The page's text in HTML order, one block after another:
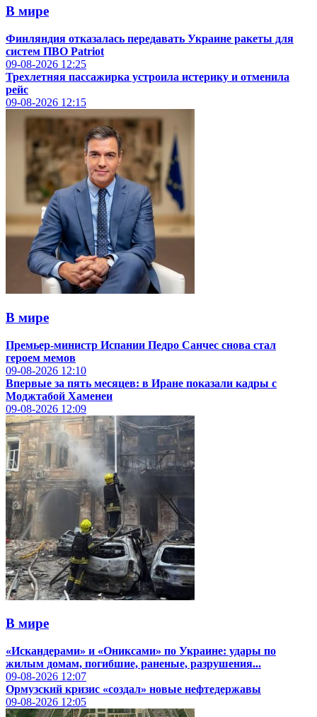
В мире
Финляндия отказалась передавать Украине ракеты для
систем ПВО Patriot
09-08-2026 12:25
Трехлетняя пассажирка устроила истерику и отменила
рейс
09-08-2026 12:15
В мире
Премьер-министр Испании Педро Санчес снова стал
героем мемов
09-08-2026 12:10
Впервые за пять месяцев: в Иране показали кадры с
Моджтабой Хаменеи
09-08-2026 12:09
В мире
«Искандерами» и «Ониксами» по Украине: удары по
жилым домам, погибшие, раненые, разрушения...
09-08-2026 12:07
Ормузский кризис «создал» новые нефтедержавы
09-08-2026 12:05